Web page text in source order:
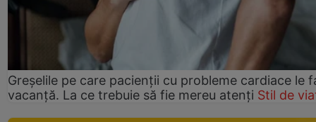
Greșelile pe care pacienții cu probleme cardiace le
vacanță. La ce trebuie să fie mereu atenți Stil de